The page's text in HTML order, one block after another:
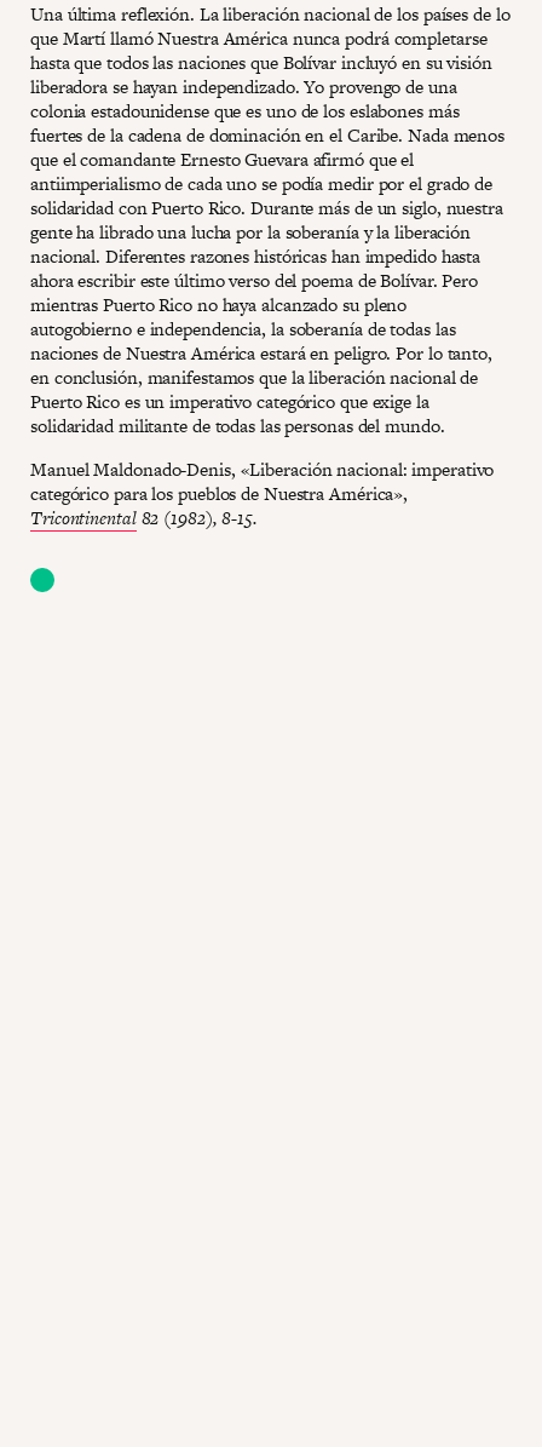
Una última reflexión. La liberación nacional de los países de lo
que Martí llamó Nuestra América nunca podrá completarse
hasta que todos las naciones que Bolívar incluyó en su visión
liberadora se hayan independizado. Yo provengo de una
colonia estadounidense que es uno de los eslabones más
fuertes de la cadena de dominación en el Caribe. Nada menos
que el comandante Ernesto Guevara afirmó que el
antiimperialismo de cada uno se podía medir por el grado de
solidaridad con Puerto Rico. Durante más de un siglo, nuestra
gente ha librado una lucha por la soberanía y la liberación
nacional. Diferentes razones históricas han impedido hasta
ahora escribir este último verso del poema de Bolívar. Pero
mientras Puerto Rico no haya alcanzado su pleno
autogobierno e independencia, la soberanía de todas las
naciones de Nuestra América estará en peligro. Por lo tanto,
en conclusión, manifestamos que la liberación nacional de
Puerto Rico es un imperativo categórico que exige la
solidaridad militante de todas las personas del mundo.
Manuel Maldonado-Denis, «Liberación nacional: imperativo
categórico para los pueblos de Nuestra América»,
Tricontinental82 (1982), 8-15.